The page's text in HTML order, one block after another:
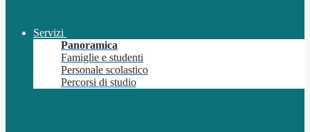
Servizi
Panoramica
Famiglie e studenti
Personale scolastico
Percorsi di studio